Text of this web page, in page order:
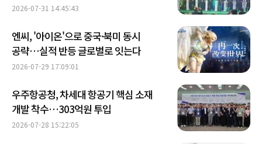
2026-07-31 14:45:43
엔씨, '아이온'으로 중국·북미 동시
공략…실적 반등 글로벌로 잇는다
2026-07-29 17:09:01
우주항공청, 차세대 항공기 핵심 소재
개발 착수…303억원 투입
2026-07-28 15:22:05